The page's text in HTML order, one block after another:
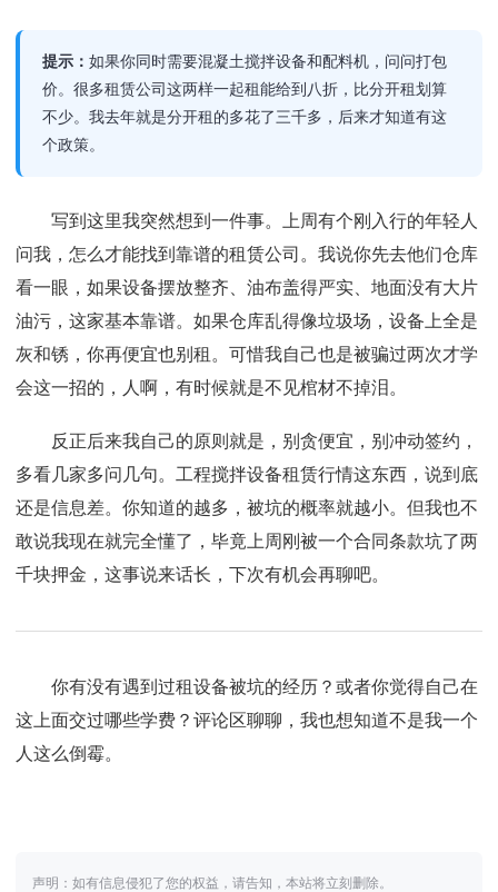
提示： 如果你同时需要混凝土搅拌设备和配料机，问问打包
价。很多租赁公司这两样一起租能给到八折，比分开租划算
不少。我去年就是分开租的多花了三千多，后来才知道有这
个政策。
写到这里我突然想到一件事。上周有个刚入行的年轻人
问我，怎么才能找到靠谱的租赁公司。我说你先去他们仓库
看一眼，如果设备摆放整齐、油布盖得严实、地面没有大片
油污，这家基本靠谱。如果仓库乱得像垃圾场，设备上全是
灰和锈，你再便宜也别租。可惜我自己也是被骗过两次才学
会这一招的，人啊，有时候就是不见棺材不掉泪。
反正后来我自己的原则就是，别贪便宜，别冲动签约，
多看几家多问几句。工程搅拌设备租赁行情这东西，说到底
还是信息差。你知道的越多，被坑的概率就越小。但我也不
敢说我现在就完全懂了，毕竟上周刚被一个合同条款坑了两
千块押金，这事说来话长，下次有机会再聊吧。
你有没有遇到过租设备被坑的经历？或者你觉得自己在
这上面交过哪些学费？评论区聊聊，我也想知道不是我一个
人这么倒霉。
声明：如有信息侵犯了您的权益，请告知，本站将立刻删除。